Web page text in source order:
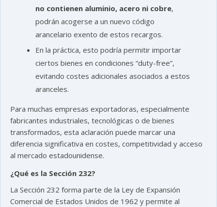
no contienen aluminio, acero ni cobre,
podrán acogerse a un nuevo código
arancelario exento de estos recargos.
En la práctica, esto podría permitir importar
ciertos bienes en condiciones “duty-free”,
evitando costes adicionales asociados a estos
aranceles.
Para muchas empresas exportadoras, especialmente
fabricantes industriales, tecnológicas o de bienes
transformados, esta aclaración puede marcar una
diferencia significativa en costes, competitividad y acceso
al mercado estadounidense.
¿Qué es la Sección 232?
La Sección 232 forma parte de la Ley de Expansión
Comercial de Estados Unidos de 1962 y permite al